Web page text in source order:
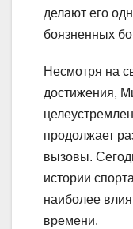
делают его
боязненных
Несмотря на
достижения,
продолжает
вызовы.
истории
наиболее
времени.